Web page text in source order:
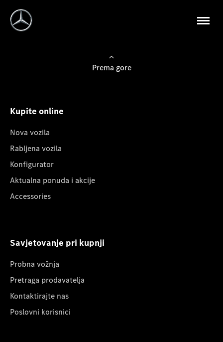
Prema gore
Kupite online
Nova vozila
Rabljena vozila
Konfigurator
Aktualna ponuda i akcije
Accessories
Savjetovanje pri kupnji
Probna vožnja
Pretraga prodavatelja
Kontaktirajte nas
Poslovni korisnici